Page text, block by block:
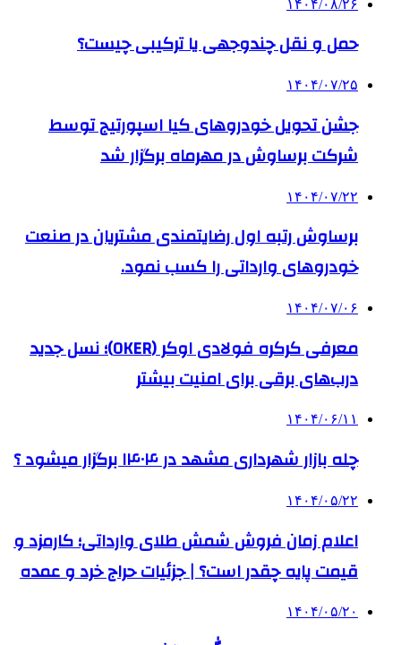
۱۴۰۴/۰۸/۲۶
حمل و نقل چندوجهی یا ترکیبی چیست؟
۱۴۰۴/۰۷/۲۵
جشن تحویل خودروهای کیا اسپورتیج توسط
شرکت برساوش در مهرماه برگزار شد
۱۴۰۴/۰۷/۲۲
برساوش رتبه اول رضایتمندی مشتریان در صنعت
خودروهای وارداتی را کسب نمود.
۱۴۰۴/۰۷/۰۶
معرفی کرکره فولادی اوکر (OKER)؛ نسل جدید
درب‌های برقی برای امنیت بیشتر
۱۴۰۴/۰۶/۱۱
چله بازار شهرداری مشهد در ۱۴۰۴ برگزار میشود ؟
۱۴۰۴/۰۵/۲۲
اعلام زمان فروش شمش طلای وارداتی؛ کارمزد و
قیمت پایه چقدر است؟ | جزئیات حراج خرد و عمده
۱۴۰۴/۰۵/۲۰